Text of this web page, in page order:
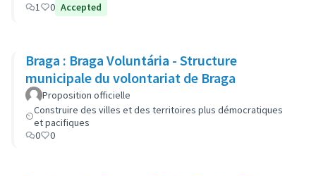
1
0 Accepted
Braga : Braga Voluntária - Structure
municipale du volontariat de Braga
Proposition officielle
Construire des villes et des territoires plus démocratiques
et pacifiques
0
0